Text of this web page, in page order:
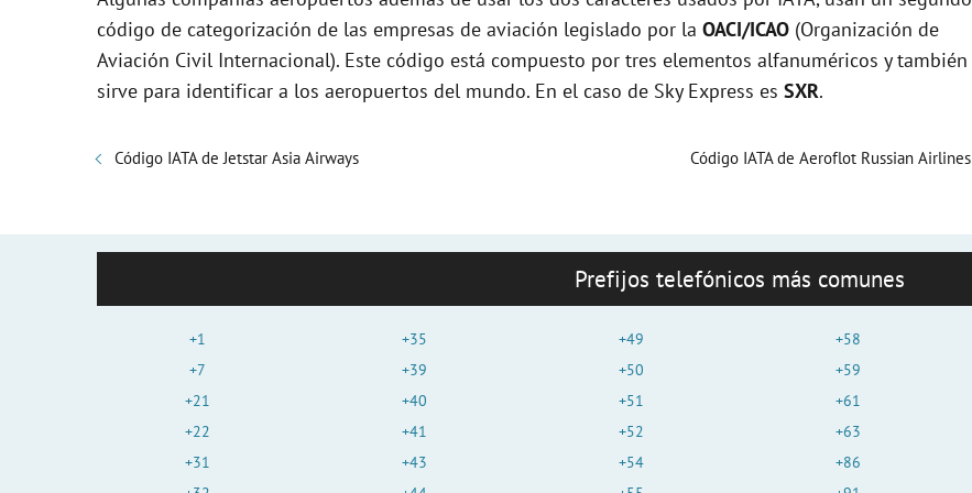
e
código de categorización de las empresas de aviación legislado por la OACI/ICAO (Organización de
Aviación Civil Internacional). Este código está compuesto por tres elementos alfanuméricos y también
sirve para identificar a los aeropuertos del mundo. En el caso de Sky Express es SXR.
Código IATA de Jetstar Asia Airways Código IATA de Aeroflot Russian Airlines
Prefijos telefónicos más comunes
+1
+7
+21
+22
+31
+35
+39
+40
+41
+43
+49
+50
+51
+52
+54
+58
+59
+61
+63
+86